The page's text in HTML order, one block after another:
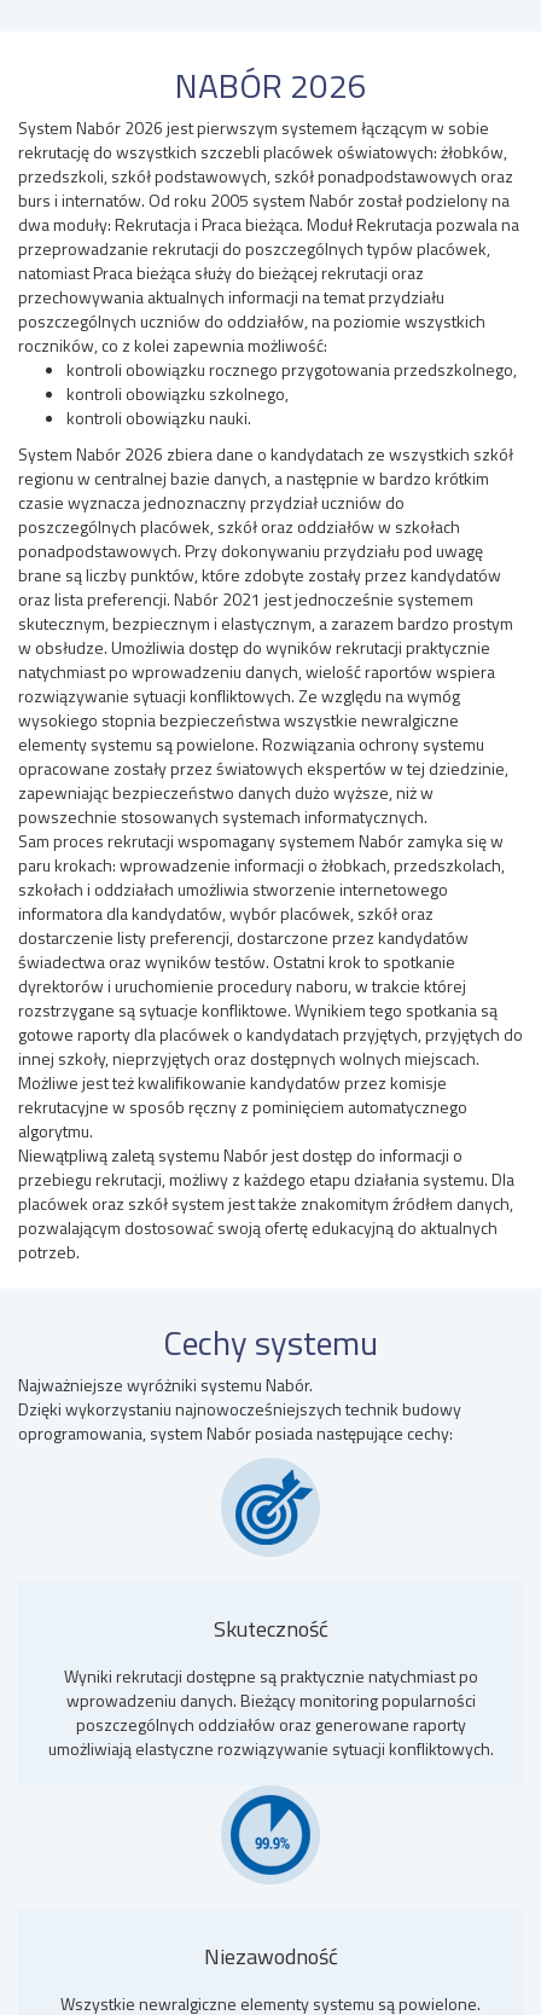
NABÓR 2026
System Nabór 2026 jest pierwszym systemem łączącym w sobie
rekrutację do wszystkich szczebli placówek oświatowych: żłobków,
przedszkoli, szkół podstawowych, szkół ponadpodstawowych oraz
burs i internatów. Od roku 2005 system Nabór został podzielony na
dwa moduły: Rekrutacja i Praca bieżąca. Moduł Rekrutacja pozwala na
przeprowadzanie rekrutacji do poszczególnych typów placówek,
natomiast Praca bieżąca służy do bieżącej rekrutacji oraz
przechowywania aktualnych informacji na temat przydziału
poszczególnych uczniów do oddziałów, na poziomie wszystkich
roczników, co z kolei zapewnia możliwość:
kontroli obowiązku rocznego przygotowania przedszkolnego,
kontroli obowiązku szkolnego,
kontroli obowiązku nauki.
System Nabór 2026 zbiera dane o kandydatach ze wszystkich szkół
regionu w centralnej bazie danych, a następnie w bardzo krótkim
czasie wyznacza jednoznaczny przydział uczniów do
poszczególnych placówek, szkół oraz oddziałów w szkołach
ponadpodstawowych. Przy dokonywaniu przydziału pod uwagę
brane są liczby punktów, które zdobyte zostały przez kandydatów
oraz lista preferencji. Nabór 2021 jest jednocześnie systemem
skutecznym, bezpiecznym i elastycznym, a zarazem bardzo prostym
w obsłudze. Umożliwia dostęp do wyników rekrutacji praktycznie
natychmiast po wprowadzeniu danych, wielość raportów wspiera
rozwiązywanie sytuacji konfliktowych. Ze względu na wymóg
wysokiego stopnia bezpieczeństwa wszystkie newralgiczne
elementy systemu są powielone. Rozwiązania ochrony systemu
opracowane zostały przez światowych ekspertów w tej dziedzinie,
zapewniając bezpieczeństwo danych dużo wyższe, niż w
powszechnie stosowanych systemach informatycznych.
Sam proces rekrutacji wspomagany systemem Nabór zamyka się w
paru krokach: wprowadzenie informacji o żłobkach, przedszkolach,
szkołach i oddziałach umożliwia stworzenie internetowego
informatora dla kandydatów, wybór placówek, szkół oraz
dostarczenie listy preferencji, dostarczone przez kandydatów
świadectwa oraz wyników testów. Ostatni krok to spotkanie
dyrektorów i uruchomienie procedury naboru, w trakcie której
rozstrzygane są sytuacje konfliktowe. Wynikiem tego spotkania są
gotowe raporty dla placówek o kandydatach przyjętych, przyjętych do
innej szkoły, nieprzyjętych oraz dostępnych wolnych miejscach.
Możliwe jest też kwalifikowanie kandydatów przez komisje
rekrutacyjne w sposób ręczny z pominięciem automatycznego
algorytmu.
Niewątpliwą zaletą systemu Nabór jest dostęp do informacji o
przebiegu rekrutacji, możliwy z każdego etapu działania systemu. Dla
placówek oraz szkół system jest także znakomitym źródłem danych,
pozwalającym dostosować swoją ofertę edukacyjną do aktualnych
potrzeb.
Cechy systemu
Najważniejsze wyróżniki systemu Nabór.
Dzięki wykorzystaniu najnowocześniejszych technik budowy
oprogramowania, system Nabór posiada następujące cechy:
Skuteczność
Wyniki rekrutacji dostępne są praktycznie natychmiast po
wprowadzeniu danych. Bieżący monitoring popularności
poszczególnych oddziałów oraz generowane raporty
umożliwiają elastyczne rozwiązywanie sytuacji konfliktowych.
Niezawodność
Wszystkie newralgiczne elementy systemu są powielone.